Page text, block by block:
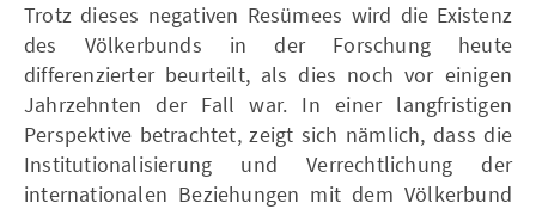
Trotz dieses negativen Resümees wird die Existenz
des Völkerbunds in der Forschung heute
differenzierter beurteilt, als dies noch vor einigen
Jahrzehnten der Fall war. In einer langfristigen
Perspektive betrachtet, zeigt sich nämlich, dass die
Institutionalisierung und Verrechtlichung der
internationalen Beziehungen mit dem Völkerbund